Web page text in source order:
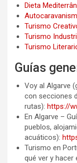
Dieta
Turismo
Turismo
Turismo
Guías
Voy al Algarve
con secciones
rutas): https://
En Algarve –
pueblos,
acuáticos):
Turismo en
qué ver y hacer